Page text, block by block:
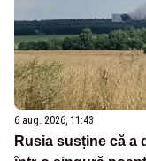
6 aug. 2026, 11:43
Rusia susține că a